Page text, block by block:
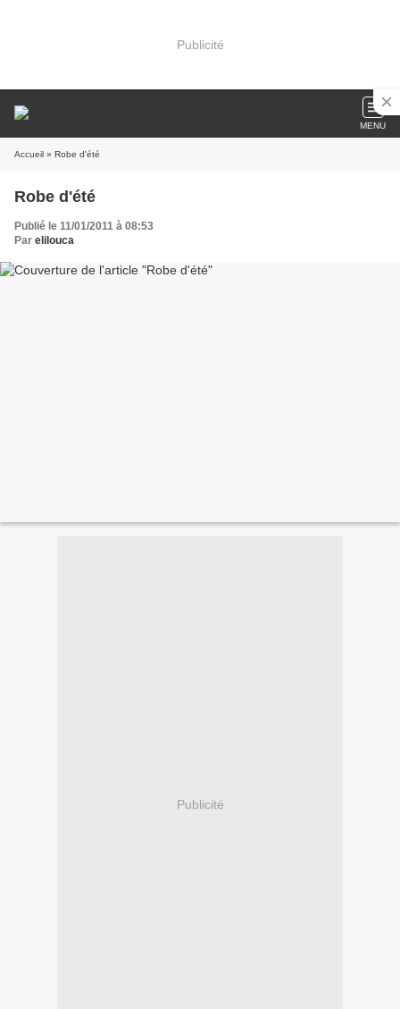
Publicité
MENU
Accueil » Robe d'été
Robe d'été
Publié le 11/01/2011 à 08:53
Par elilouca
Publicité